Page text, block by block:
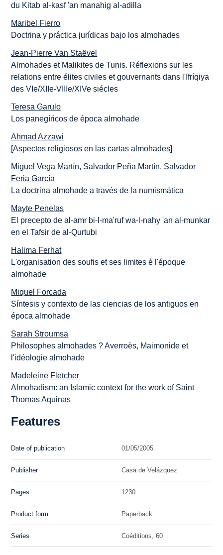
du Kitab al-kasf 'an manahig al-adilla
Maribel Fierro
Doctrina y práctica jurídicas bajo los almohades
Jean-Pierre Van Staëvel
Almohades et Malikites de Tunis. Réflexions sur les
relations entre élites civiles et gouvernants dans l'Ifríqiya
des VIe/XIIe-VIIIe/XIVe siécles
Teresa Garulo
Los panegíricos de época almohade
Ahmad Azzawi
[Aspectos religiosos en las cartas almohades]
Miguel Vega Martín, Salvador Peña Martín, Salvador
Feria García
La doctrina almohade a través de la numismática
Mayte Penelas
El precepto de al-amr bi-l-ma'ruf wa-l-nahy 'an al-munkar
en el Tafsir de al-Qurtubi
Halima Ferhat
L'organisation des soufis et ses limites è l'époque
almohade
Miquel Forcada
Síntesis y contexto de las ciencias de los antiguos en
época almohade
Sarah Stroumsa
Philosophes almohades ? Averroès, Maimonide et
l'idéologie almohade
Madeleine Fletcher
Almohadism: an Islamic context for the work of Saint
Thomas Aquinas
Features
Date of publication 01/05/2005
Publisher Casa de Velázquez
Pages 1230
Product form Paperback
Series Coéditions, 60